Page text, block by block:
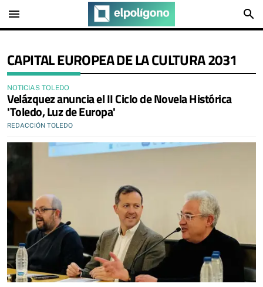
menu search
CAPITAL EUROPEA DE LA CULTURA 2031
NOTICIAS TOLEDO
​Velázquez anuncia el II Ciclo de Novela Histórica
'Toledo, Luz de Europa'
REDACCIÓN TOLEDO